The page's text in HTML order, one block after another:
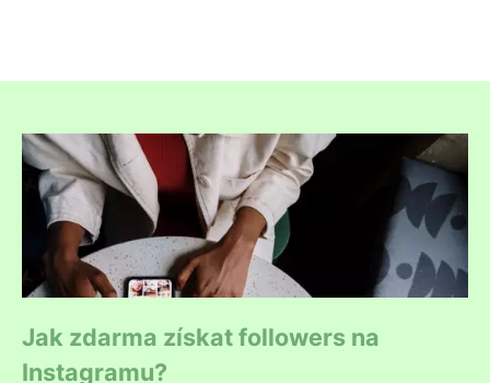
Jak zdarma získat followers na
Instagramu?